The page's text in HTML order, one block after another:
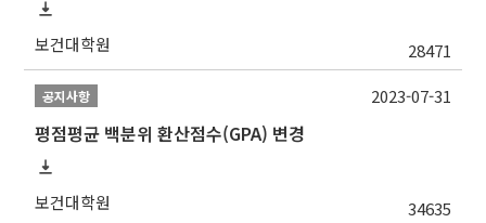
보건대학원 28471
공지사항
평점평균 백분위 환산점수(GPA) 변경
보건대학원 34635
2023-07-31